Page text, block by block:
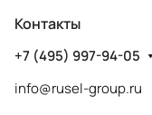
Контакты
+7 (495) 997-94-05
info@rusel-group.ru